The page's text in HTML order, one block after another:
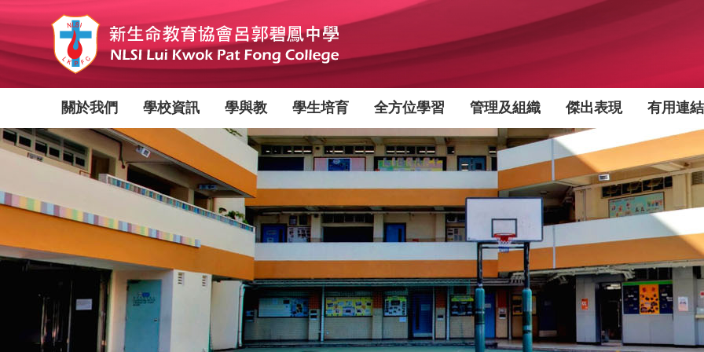
至
主
navigation
關於我們 學校資訊 學與教 學生培育 全方位學習 管理及組織 傑出表現 有用連結